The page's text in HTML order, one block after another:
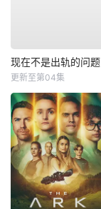
现在不是出轨的问题
更新至第04集